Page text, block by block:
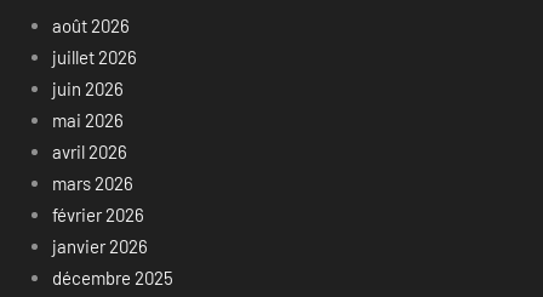
août 2026
juillet 2026
juin 2026
mai 2026
avril 2026
mars 2026
février 2026
janvier 2026
décembre 2025